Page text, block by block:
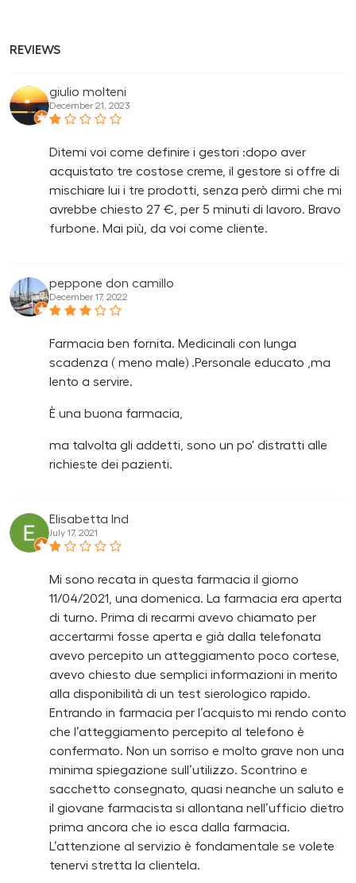
REVIEWS
giulio molteni
December 21, 2023
Ditemi voi come definire i gestori :dopo aver
acquistato tre costose creme, il gestore si offre di
mischiare lui i tre prodotti, senza però dirmi che mi
avrebbe chiesto 27 €, per 5 minuti di lavoro. Bravo
furbone. Mai più, da voi come cliente.
peppone don camillo
December 17, 2022
Farmacia ben fornita. Medicinali con lunga
scadenza ( meno male) .Personale educato ,ma
lento a servire.
È una buona farmacia,
ma talvolta gli addetti, sono un po' distratti alle
richieste dei pazienti.
Elisabetta Ind
July 17, 2021
Mi sono recata in questa farmacia il giorno
11/04/2021, una domenica. La farmacia era aperta
di turno. Prima di recarmi avevo chiamato per
accertarmi fosse aperta e già dalla telefonata
avevo percepito un atteggiamento poco cortese,
avevo chiesto due semplici informazioni in merito
alla disponibilità di un test sierologico rapido.
Entrando in farmacia per l’acquisto mi rendo conto
che l’atteggiamento percepito al telefono è
confermato. Non un sorriso e molto grave non una
minima spiegazione sull’utilizzo. Scontrino e
sacchetto consegnato, quasi neanche un saluto e
il giovane farmacista si allontana nell’ufficio dietro
prima ancora che io esca dalla farmacia.
L’attenzione al servizio è fondamentale se volete
tenervi stretta la clientela.